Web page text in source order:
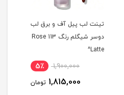
تینت لب پیل آف و برق لب
دوسر شیگلم رنگ 113 Rose
Latte^
1,900,000 5٪
1,815,000 تومان